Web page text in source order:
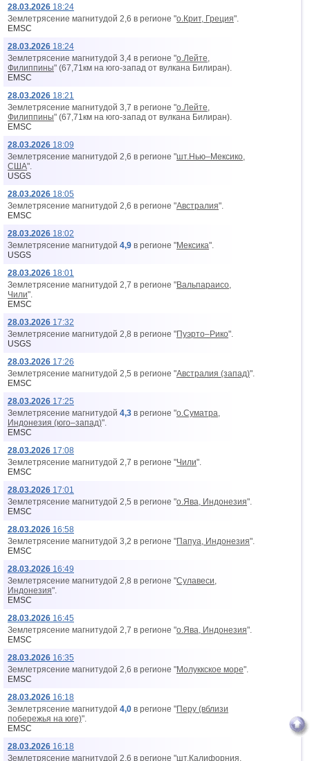
28.03.2026 18:24
Землетрясение магнитудой 2,6 в регионе "о.Крит, Греция".
EMSC
28.03.2026 18:24
Землетрясение магнитудой 3,4 в регионе "о.Лейте,
Филиппины" (67,71км на юго-запад от вyлкана Билиран).
EMSC
28.03.2026 18:21
Землетрясение магнитудой 3,7 в регионе "о.Лейте,
Филиппины" (67,71км на юго-запад от вyлкана Билиран).
EMSC
28.03.2026 18:09
Землетрясение магнитудой 2,6 в регионе "шт.Нью–Мексико,
США".
USGS
28.03.2026 18:05
Землетрясение магнитудой 2,6 в регионе "Австралия".
EMSC
28.03.2026 18:02
Землетрясение магнитудой 4,9 в регионе "Мексика".
USGS
28.03.2026 18:01
Землетрясение магнитудой 2,7 в регионе "Вальпараисо,
Чили".
EMSC
28.03.2026 17:32
Землетрясение магнитудой 2,8 в регионе "Пуэрто–Рико".
USGS
28.03.2026 17:26
Землетрясение магнитудой 2,5 в регионе "Австралия (запад)".
EMSC
28.03.2026 17:25
Землетрясение магнитудой 4,3 в регионе "о.Суматра,
Индонезия (юго–запад)".
EMSC
28.03.2026 17:08
Землетрясение магнитудой 2,7 в регионе "Чили".
EMSC
28.03.2026 17:01
Землетрясение магнитудой 2,5 в регионе "о.Ява, Индонезия".
EMSC
28.03.2026 16:58
Землетрясение магнитудой 3,2 в регионе "Папуа, Индонезия".
EMSC
28.03.2026 16:49
Землетрясение магнитудой 2,8 в регионе "Сулавеси,
Индонезия".
EMSC
28.03.2026 16:45
Землетрясение магнитудой 2,7 в регионе "о.Ява, Индонезия".
EMSC
28.03.2026 16:35
Землетрясение магнитудой 2,6 в регионе "Молуккское море".
EMSC
28.03.2026 16:18
Землетрясение магнитудой 4,0 в регионе "Перу (вблизи
побережья на юге)".
EMSC
28.03.2026 16:18
Землетрясение магнитудой 2,6 в регионе "шт.Калифорния,